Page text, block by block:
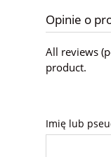
Opinie o
All reviews
product.
Imię lub